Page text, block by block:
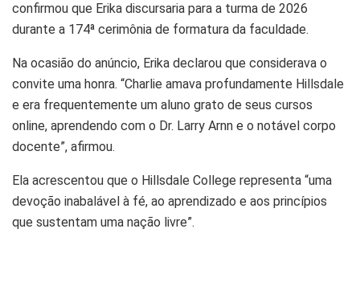
confirmou que Erika discursaria para a turma de 2026
durante a 174ª cerimônia de formatura da faculdade.
Na ocasião do anúncio, Erika declarou que considerava o
convite uma honra. “Charlie amava profundamente Hillsdale
e era frequentemente um aluno grato de seus cursos
online, aprendendo com o Dr. Larry Arnn e o notável corpo
docente”, afirmou.
Ela acrescentou que o Hillsdale College representa “uma
devoção inabalável à fé, ao aprendizado e aos princípios
que sustentam uma nação livre”.